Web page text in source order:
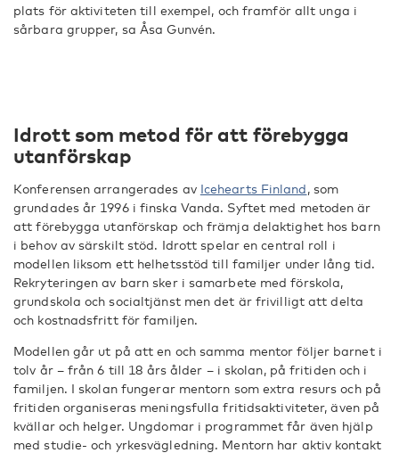
plats för aktiviteten till exempel, och framför allt unga i
sårbara grupper, sa Åsa Gunvén.
Idrott som metod för att förebygga
utanförskap
Konferensen arrangerades av Icehearts Finland, som
grundades år 1996 i finska Vanda. Syftet med metoden är
att förebygga utanförskap och främja delaktighet hos barn
i behov av särskilt stöd. Idrott spelar en central roll i
modellen liksom ett helhetsstöd till familjer under lång tid.
Rekryteringen av barn sker i samarbete med förskola,
grundskola och socialtjänst men det är frivilligt att delta
och kostnadsfritt för familjen.
Modellen går ut på att en och samma mentor följer barnet i
tolv år – från 6 till 18 års ålder – i skolan, på fritiden och i
familjen. I skolan fungerar mentorn som extra resurs och på
fritiden organiseras meningsfulla fritidsaktiviteter, även på
kvällar och helger. Ungdomar i programmet får även hjälp
med studie- och yrkesvägledning. Mentorn har aktiv kontakt